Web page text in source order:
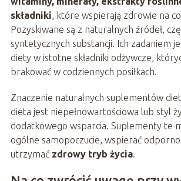
składniki, które wspierają zdrowie na
Pozyskiwane są z naturalnych źródeł,
syntetycznych substancji. Ich zadaniem
diety w istotne składniki odżywcze,
brakować w codziennych posiłkach.
Znaczenie naturalnych suplementów
dieta jest niepełnowartościowa lub styl
dodatkowego wsparcia. Suplementy te
ogólne samopoczucie, wspierać
utrzymać zdrowy tryb życia.